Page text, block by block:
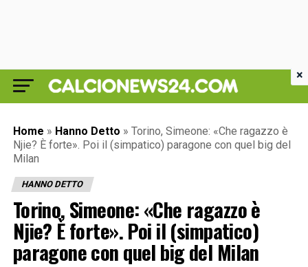
Home » Hanno Detto » Torino, Simeone: «Che ragazzo è
Njie? È forte». Poi il (simpatico) paragone con quel big del
Milan
HANNO DETTO
Torino, Simeone: «Che ragazzo è
Njie? È forte». Poi il (simpatico)
paragone con quel big del Milan
×